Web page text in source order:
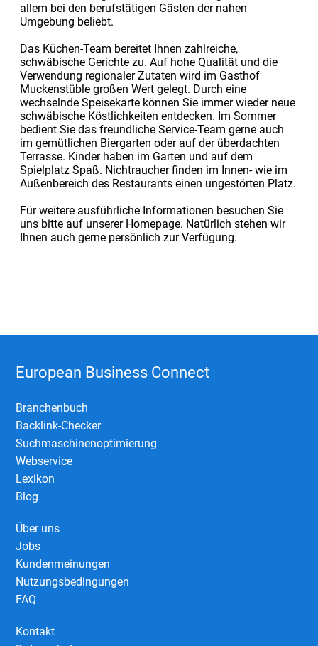
allem bei den berufstätigen Gästen der nahen
Umgebung beliebt.
Das Küchen-Team bereitet Ihnen zahlreiche,
schwäbische Gerichte zu. Auf hohe Qualität und die
Verwendung regionaler Zutaten wird im Gasthof
Muckenstüble großen Wert gelegt. Durch eine
wechselnde Speisekarte können Sie immer wieder neue
schwäbische Köstlichkeiten entdecken. Im Sommer
bedient Sie das freundliche Service-Team gerne auch
im gemütlichen Biergarten oder auf der überdachten
Terrasse. Kinder haben im Garten und auf dem
Spielplatz Spaß. Nichtraucher finden im Innen- wie im
Außenbereich des Restaurants einen ungestörten Platz.
Für weitere ausführliche Informationen besuchen Sie
uns bitte auf unserer Homepage. Natürlich stehen wir
Ihnen auch gerne persönlich zur Verfügung.
European Business Connect
Branchenbuch
Backlink-Checker
Suchmaschinenoptimierung
Webservice
Lexikon
Blog
Über uns
Jobs
Kundenmeinungen
Nutzungsbedingungen
FAQ
Kontakt